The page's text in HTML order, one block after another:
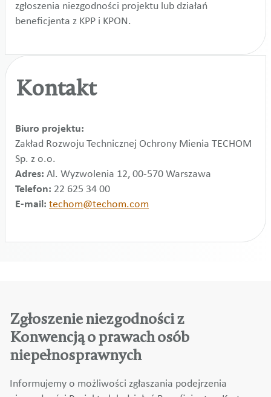
zgłoszenia niezgodności projektu lub działań
beneficjenta z KPP i KPON.
Kontakt
Biuro projektu:
Zakład Rozwoju Technicznej Ochrony Mienia TECHOM
Sp. z o.o.
Adres: Al. Wyzwolenia 12, 00-570 Warszawa
Telefon: 22 625 34 00
E-mail: techom@techom.com
Zgłoszenie niezgodności z
Konwencją o prawach osób
niepełnosprawnych
Informujemy o możliwości zgłaszania podejrzenia